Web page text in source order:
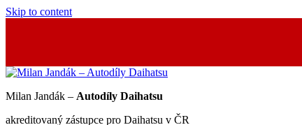
Skip to content
Milan Jandák – Autodíly Daihatsu
akreditovaný zástupce pro Daihatsu v ČR